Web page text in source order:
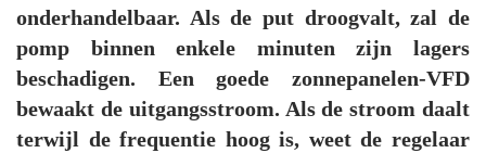
onderhandelbaar. Als de put droogvalt, zal de
pomp binnen enkele minuten zijn lagers
beschadigen. Een goede zonnepanelen-VFD
bewaakt de uitgangsstroom. Als de stroom daalt
terwijl de frequentie hoog is, weet de regelaar